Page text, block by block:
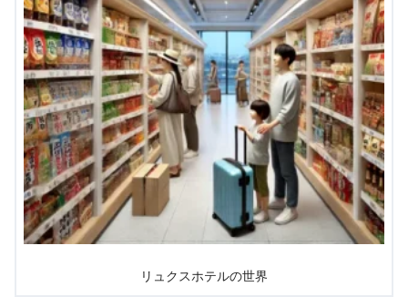
リュクスホテルの世界